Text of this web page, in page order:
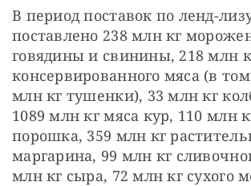
В период поставок по ленд-
поставлено 238 млн кг
говядины и свинины, 218 млн
консервированного мяса (в
млн кг тушенки), 33 млн кг
1089 млн кг мяса кур, 110 млн
порошка, 359 млн кг
маргарина, 99 млн кг
млн кг сыра, 72 млн кг сухого